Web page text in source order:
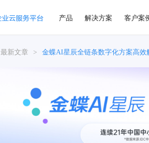
产品 解决方案 客户案
最新文章 > 金蝶AI星辰全链条数字化方案高效